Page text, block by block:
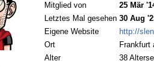
Mitglied von
25 Mär
Letztes Mal gesehen 30 Aug
Eigene Website
http://
Ort
Frankfurt
Alter
38